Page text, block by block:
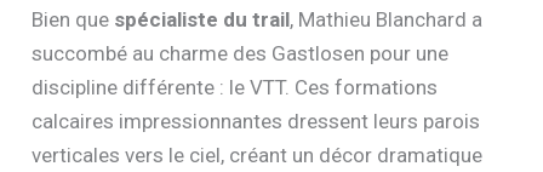
Bien que spécialiste du trail, Mathieu Blanchard a
succombé au charme des Gastlosen pour une
discipline différente : le VTT. Ces formations
calcaires impressionnantes dressent leurs parois
verticales vers le ciel, créant un décor dramatique